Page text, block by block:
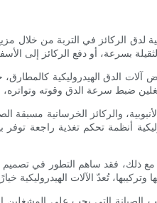
لدق الركائز في التربة من خلال
آلات الدق الهيدروليكية
والركائز الخرسانية مسبقة
أنظمة تحكم تغذية راجعة
مع ذلك، فقد ساهم التطور في